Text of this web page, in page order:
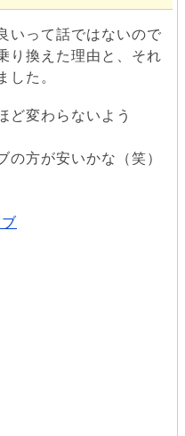
いって話ではないので
り換えた理由と、それ
した。
ど変わらないよう
の方が安いかな（笑）